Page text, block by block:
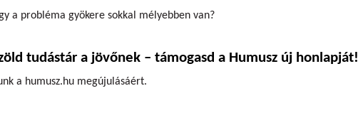
a probléma gyökere sokkal mélyebben van?
tudástár a jövőnek – támogasd a Humusz új honlapját!
a humusz.hu megújulásáért.